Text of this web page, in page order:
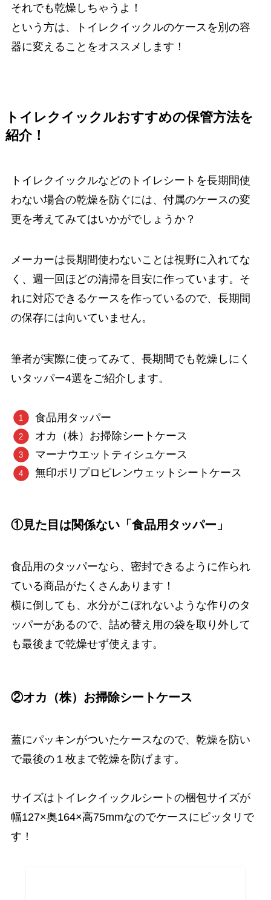
それでも乾燥しちゃうよ！
という方は、トイレクイックルのケースを別の容
器に変えることをオススメします！
トイレクイックルおすすめの保管方法を
紹介！
トイレクイックルなどのトイレシートを長期間使
わない場合の乾燥を防ぐには、付属のケースの変
更を考えてみてはいかがでしょうか？
メーカーは長期間使わないことは視野に入れてな
く、週一回ほどの清掃を目安に作っています。そ
れに対応できるケースを作っているので、長期間
の保存には向いていません。
筆者が実際に使ってみて、長期間でも乾燥しにく
いタッパー4選をご紹介します。
食品用タッパー
オカ（株）お掃除シートケース
マーナウエットティシュケース
無印ポリプロピレンウェットシートケース
①見た目は関係ない「食品用タッパー」
食品用のタッパーなら、密封できるように作られ
ている商品がたくさんあります！
横に倒しても、水分がこぼれないような作りのタ
ッパーがあるので、詰め替え用の袋を取り外して
も最後まで乾燥せず使えます。
②オカ（株）お掃除シートケース
蓋にパッキンがついたケースなので、乾燥を防い
で最後の１枚まで乾燥を防げます。
サイズはトイレクイックルシートの梱包サイズが
幅127×奥164×高75mmなのでケースにピッタリで
す！